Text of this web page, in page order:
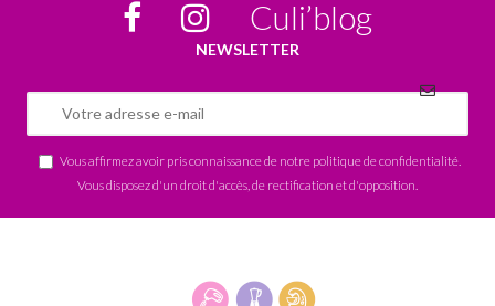
Culi’blog
NEWSLETTER
Vous affirmez avoir pris connaissance de notre politique de confidentialité
Vous disposez d'un droit d'accès, de rectification et d'opposition.